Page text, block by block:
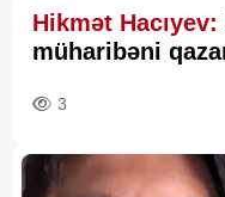
Hikmət Hacıyev:
müharibəni
3